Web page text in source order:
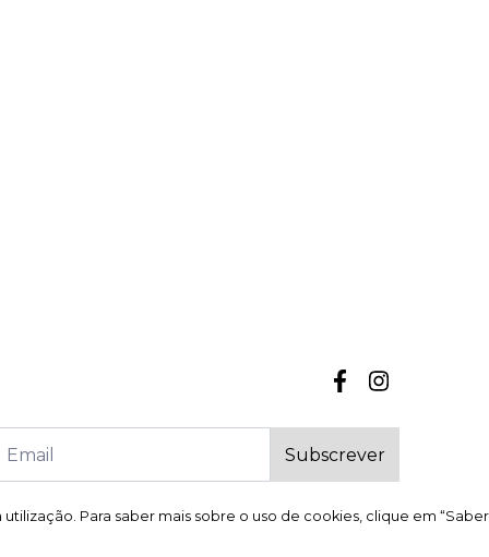
Para saber mais sobre o uso de cookies, clique em “Saber
Subscrever
Para saber mais sobre o uso de cookies, clique em “Saber